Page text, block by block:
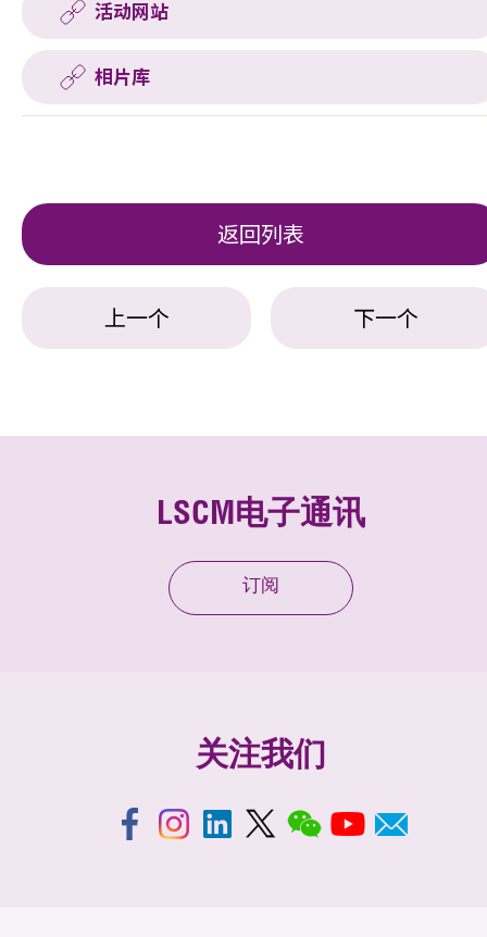
活动网站
相片库
返回列表
上一个 下一个
LSCM电子通讯
订阅
关注我们